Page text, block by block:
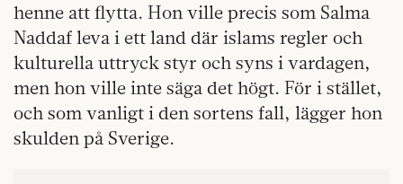
henne att flytta. Hon ville precis som Salma
Naddaf leva i ett land där islams regler och
kulturella uttryck styr och syns i vardagen,
men hon ville inte säga det högt. För i stället,
och som vanligt i den sortens fall, lägger hon
skulden på Sverige.